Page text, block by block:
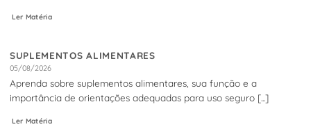
Ler Matéria
SUPLEMENTOS ALIMENTARES
05/08/2026
Aprenda sobre suplementos alimentares, sua função e a
importância de orientações adequadas para uso seguro [...]
Ler Matéria